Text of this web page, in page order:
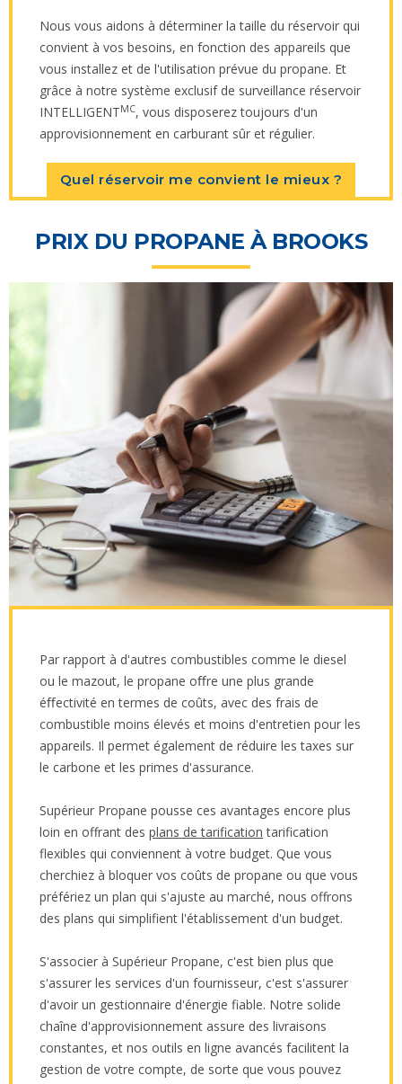
Nous vous aidons à déterminer la taille du réservoir qui
convient à vos besoins, en fonction des appareils que
vous installez et de l'utilisation prévue du propane. Et
grâce à notre système exclusif de surveillance réservoir
INTELLIGENTMC, vous disposerez toujours d'un
approvisionnement en carburant sûr et régulier.
Quel réservoir me convient le mieux ?
PRIX DU PROPANE À BROOKS
Par rapport à d'autres combustibles comme le diesel
ou le mazout, le propane oﬀre une plus grande
éﬀectivité en termes de coûts, avec des frais de
combustible moins élevés et moins d'entretien pour les
appareils. Il permet également de réduire les taxes sur
le carbone et les primes d'assurance.
Supérieur Propane pousse ces avantages encore plus
loin en offrant des plans de tarification tarification
flexibles qui conviennent à votre budget. Que vous
cherchiez à bloquer vos coûts de propane ou que vous
préfériez un plan qui s'ajuste au marché, nous offrons
des plans qui simplifient l'établissement d'un budget.
S'associer à Supérieur Propane, c'est bien plus que
s'assurer les services d'un fournisseur, c'est s'assurer
d'avoir un gestionnaire d'énergie fiable. Notre solide
chaîne d'approvisionnement assure des livraisons
constantes, et nos outils en ligne avancés facilitent la
gestion de votre compte, de sorte que vous pouvez